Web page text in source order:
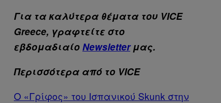
Για τα καλύτερα θέματα του VICE
Greece, γραφτείτε στο
εβδομαδιαίοNewsletterμας.
Περισσότερα από το VICE
Ο «Γρίφος» του Ισπανικού Skunk στην